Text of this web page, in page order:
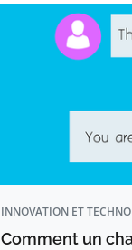
INNOVATION ET
Comment un